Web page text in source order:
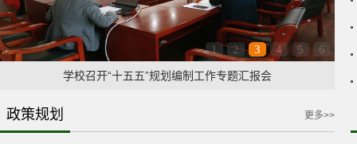
1 2 3 4 5 6
学校召开“十五五”规划编制工作专题汇报会
政策规划 更多>>